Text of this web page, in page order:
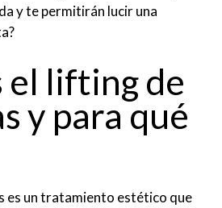
y te permitirán lucir una
el lifting de
y para qué
es un tratamiento estético que